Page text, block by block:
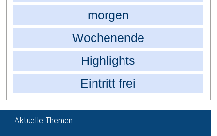
morgen
Wochenende
Highlights
Eintritt frei
Aktuelle Themen